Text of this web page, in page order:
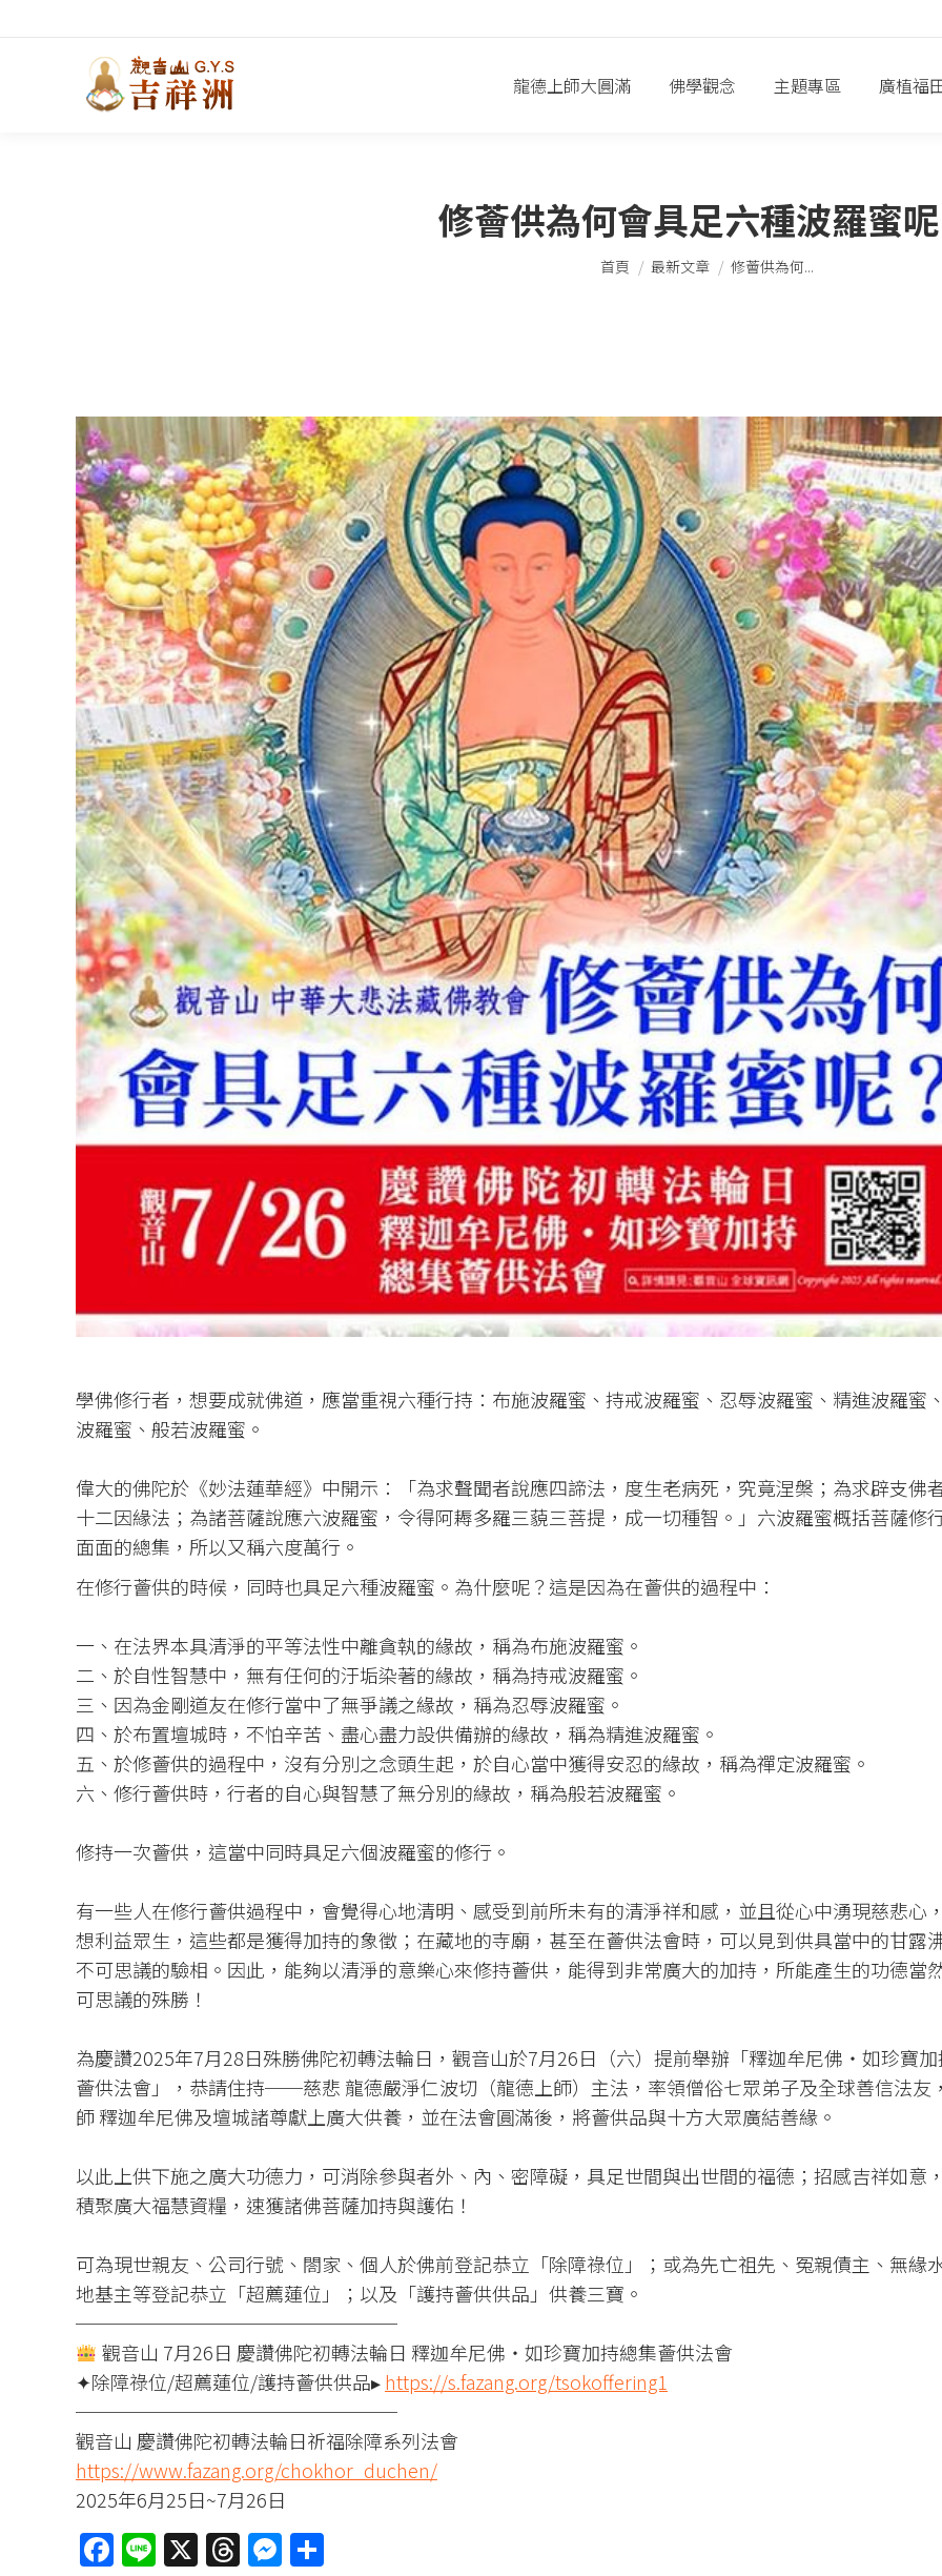
龍德上師大圓滿 佛學觀念 主題專區 廣植福
修薈供為何會具足六種波羅蜜
您在這裡：
首頁 最新文章 修薈供為何...
學佛修行者，想要成就佛道，應當重視六種行持：布施波羅蜜、持戒波羅蜜、忍辱波羅蜜、精進波羅蜜
波羅蜜、般若波羅蜜。
偉大的佛陀於《妙法蓮華經》中開示：「為求聲聞者說應四諦法，度生老病死，究竟涅槃；為求辟支佛
十二因緣法；為諸菩薩說應六波羅蜜，令得阿耨多羅三藐三菩提，成一切種智。」六波羅蜜概括菩薩修
面面的總集，所以又稱六度萬行。
在修行薈供的時候，同時也具足六種波羅蜜。為什麼呢？這是因為在薈供的過程中：
一、在法界本具清淨的平等法性中離貪執的緣故，稱為布施波羅蜜。
二、於自性智慧中，無有任何的汙垢染著的緣故，稱為持戒波羅蜜。
三、因為金剛道友在修行當中了無爭議之緣故，稱為忍辱波羅蜜。
四、於布置壇城時，不怕辛苦、盡心盡力設供備辦的緣故，稱為精進波羅蜜。
五、於修薈供的過程中，沒有分別之念頭生起，於自心當中獲得安忍的緣故，稱為禪定波羅蜜。
六、修行薈供時，行者的自心與智慧了無分別的緣故，稱為般若波羅蜜。
修持一次薈供，這當中同時具足六個波羅蜜的修行。
有一些人在修行薈供過程中，會覺得心地清明、感受到前所未有的清淨祥和感，並且從心中湧現慈悲心
想利益眾生，這些都是獲得加持的象徵；在藏地的寺廟，甚至在薈供法會時，可以見到供具當中的甘露
不可思議的驗相。因此，能夠以清淨的意樂心來修持薈供，能得到非常廣大的加持，所能產生的功德當
可思議的殊勝！
為慶讚2025年7月28日殊勝佛陀初轉法輪日，觀音山於7月26日（六）提前舉辦「釋迦牟尼佛‧如珍寶
薈供法會」，恭請住持──慈悲 龍德嚴淨仁波切（龍德上師）主法，率領僧俗七眾弟子及全球善信法友
師 釋迦牟尼佛及壇城諸尊獻上廣大供養，並在法會圓滿後，將薈供品與十方大眾廣結善緣。
以此上供下施之廣大功德力，可消除參與者外、內、密障礙，具足世間與出世間的福德；招感吉祥如意
積聚廣大福慧資糧，速獲諸佛菩薩加持與護佑！
可為現世親友、公司行號、閤家、個人於佛前登記恭立「除障祿位」；或為先亡祖先、冤親債主、無緣
地基主等登記恭立「超薦蓮位」；以及「護持薈供供品」供養三寶。
─────────────────
觀音山 7月26日 慶讚佛陀初轉法輪日 釋迦牟尼佛‧如珍寶加持總集薈供法會
✦除障祿位/超薦蓮位/護持薈供供品▸https://s.fazang.org/tsokoffering1
─────────────────
觀音山 慶讚佛陀初轉法輪日祈福除障系列法會
https://www.fazang.org/chokhor_duchen/
2025年6月25日~7月26日
Facebook
Line
X Threads
Messenger